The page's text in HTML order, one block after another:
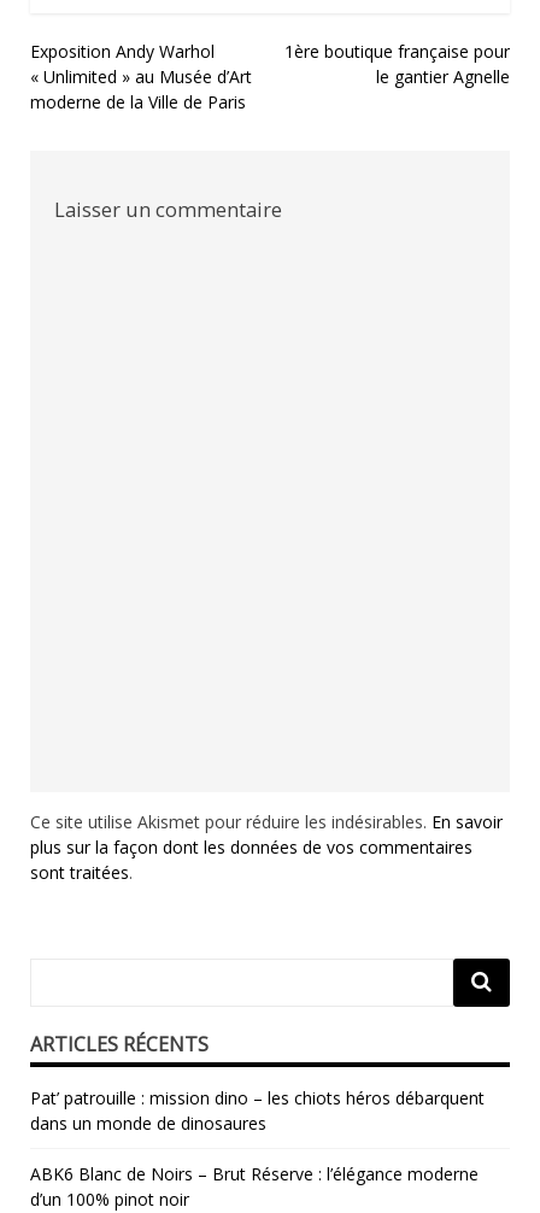
Navigation
de
Exposition Andy Warhol
« Unlimited » au Musée d’Art
moderne de la Ville de Paris
1ère boutique française pour
le gantier Agnelle
Laisser un commentaire
Ce site utilise Akismet pour réduire les indésirables. En savoir
plus sur la façon dont les données de vos commentaires
sont traitées.
ARTICLES RÉCENTS
Pat’ patrouille : mission dino – les chiots héros débarquent
dans un monde de dinosaures
ABK6 Blanc de Noirs – Brut Réserve : l’élégance moderne
d’un 100% pinot noir